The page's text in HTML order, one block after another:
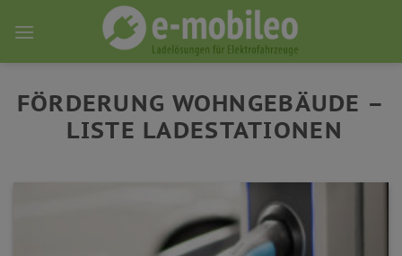
FÖRDERUNG WOHNGEBÄUDE –
LISTE LADESTATIONEN